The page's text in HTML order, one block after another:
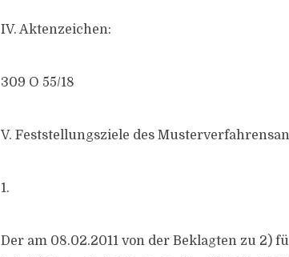
IV. Aktenzeichen:
309 O 55/18
V. Feststellungsziele des
1.
Der am 08.02.2011 von der Beklagten zu 2)